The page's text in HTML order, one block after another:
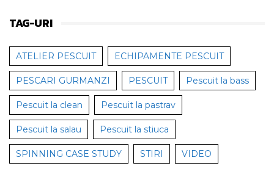
TAG-URI
ATELIER PESCUIT ECHIPAMENTE PESCUIT
PESCARI GURMANZI PESCUIT Pescuit la bass
Pescuit la clean Pescuit la pastrav
Pescuit la salau Pescuit la stiuca
SPINNING CASE STUDY STIRI VIDEO